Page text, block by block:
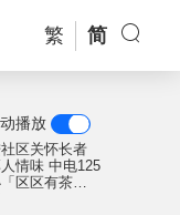
繁 简
播放
区关怀长者
情味 中电125
区区有茶